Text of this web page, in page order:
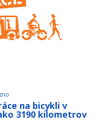
na bicykli v
3190 kilometrov